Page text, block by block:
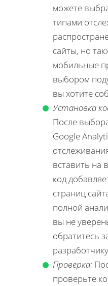
можете
типами
сайты, но
мобильные
выбором
вы хотите
Установка
После
Google
вставить на
код
страниц
полной
вы не
обратитесь
Проверка:
проверьте